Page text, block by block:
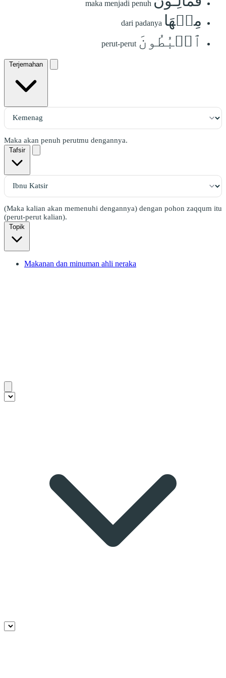
maka menjadi penuh
مِنۡهَا dari padanya
ٱلۡبُطُونَ perut-perut
Terjemahan
Maka akan penuh perutmu dengannya.
Tafsir
(Maka kalian akan memenuhi dengannya) dengan pohon zaqqum itu
(perut-perut kalian).
Topik
Makanan dan minuman ahli neraka